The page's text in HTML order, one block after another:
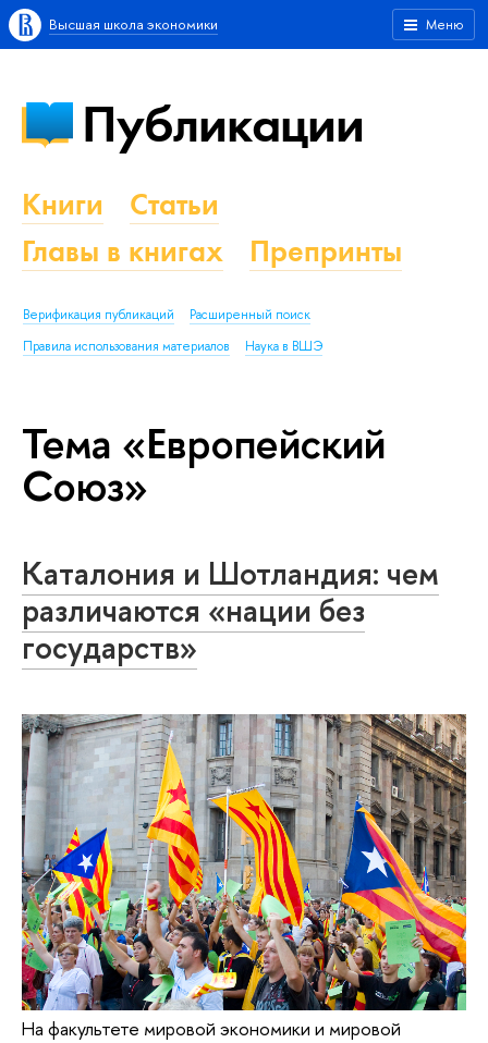
Меню
Высшая школа экономики
Публикации
Книги
Статьи
Главы в книгах
Препринты
Верификация публикаций
Расширенный поиск
Правила использования материалов
Наука в ВШЭ
Тема «Европейский
Союз»
Каталония и Шотландия: чем
различаются «нации без
государств»
На факультете мировой экономики и мировой